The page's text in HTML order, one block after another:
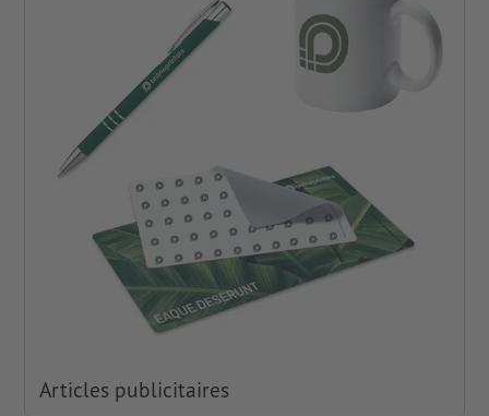
Articles publicitaires